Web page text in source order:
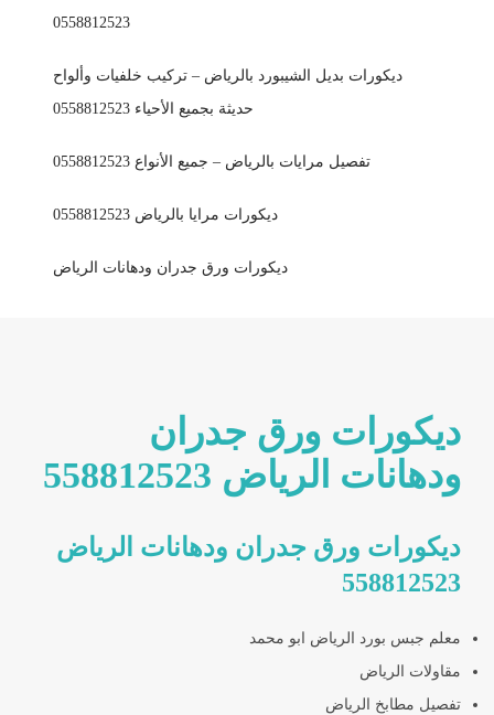
0558812523
ديكورات بديل الشيبورد بالرياض – تركيب خلفيات وألواح
حديثة بجميع الأحياء 0558812523
تفصيل مرايات بالرياض – جميع الأنواع 0558812523
ديكورات مرايا بالرياض 0558812523
ديكورات ورق جدران ودهانات الرياض
ديكورات ورق جدران
ودهانات الرياض 558812523
ديكورات ورق جدران ودهانات الرياض
558812523
معلم جبس بورد الرياض ابو محمد
مقاولات الرياض
تفصيل مطابخ الرياض